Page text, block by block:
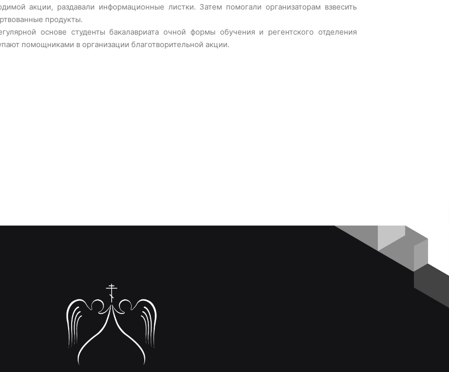
акции, раздавали информационные листки. Затем помогали организаторам взвесить
продукты.
основе студенты бакалавриата очной формы обучения и регентского отделения
помощниками в организации благотворительной акции.